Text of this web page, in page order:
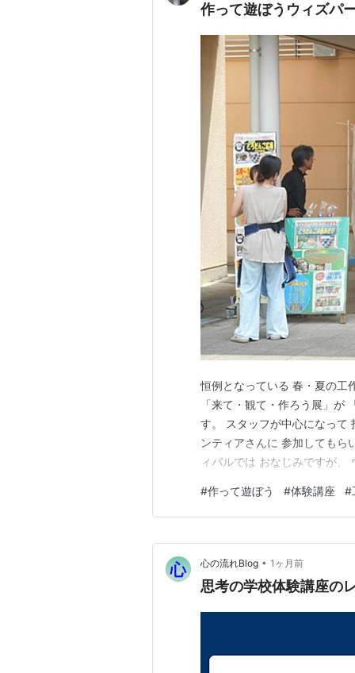
作って遊ぼうウィズパ
恒例となっている 春・夏の工
「来て・観て・作ろう展」が
す。 スタッフが中心になって
ンティアさんに 参加してもら
ィバルでは おなじみですが
た！ 泥だんごのおっちゃん（
ます。 上手ですね！まんまる
#作って遊ぼう #体験講座 #
心の流れBlog • 1ヶ月前
思考の学校体験講座の